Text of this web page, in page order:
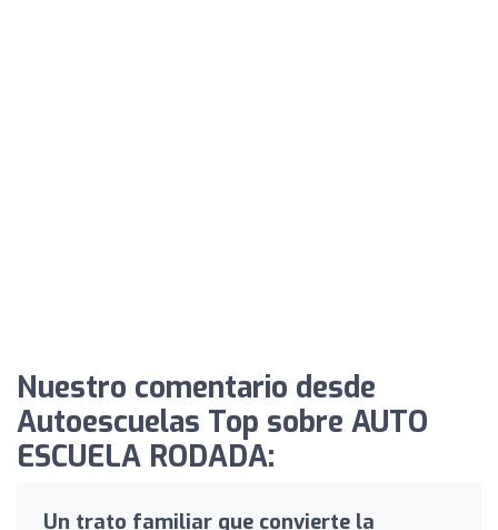
Nuestro comentario desde
Autoescuelas Top sobre AUTO
ESCUELA RODADA:
Un trato familiar que convierte la